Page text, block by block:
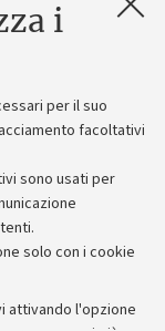
i
per il suo
facoltativi
sono usati per
solo con i cookie
attivando l'opzione